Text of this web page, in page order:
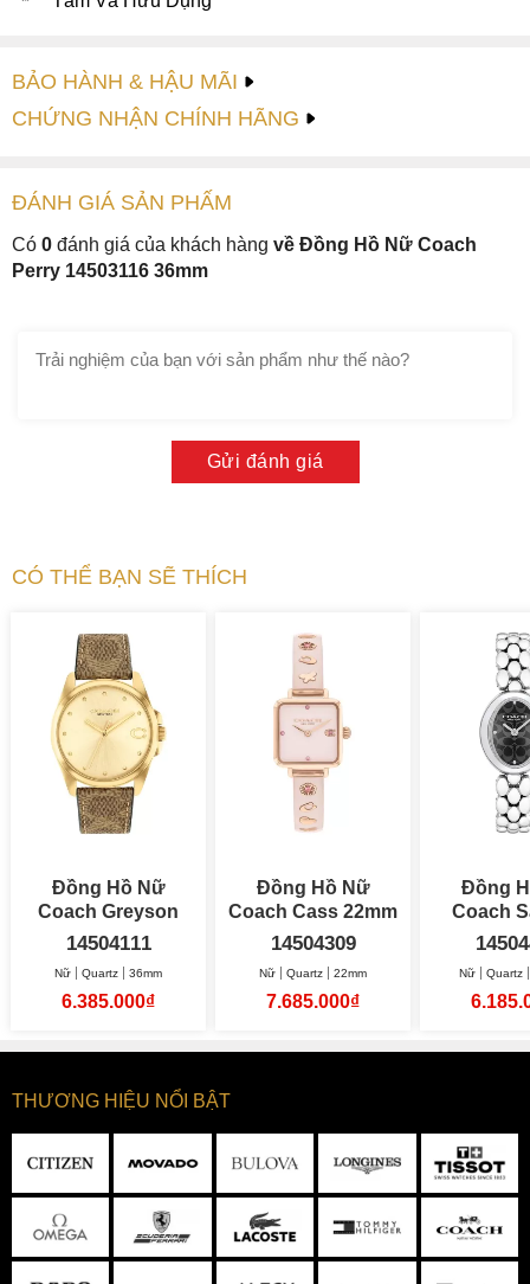
BẢO HÀNH & HẬU MÃI
CHỨNG NHẬN CHÍNH HÃNG
ĐÁNH GIÁ SẢN PHẤM
Có 0 đánh giá của khách hàng về Đồng Hồ Nữ Coach
Perry 14503116 36mm
Gửi đánh giá
CÓ THỂ BẠN SẼ THÍCH
Đồng Hồ Nữ
Coach Greyson
36mm
14504111
Nữ Quartz 36mm
6.385.000₫
Đồng Hồ Nữ
Coach Cass 22mm
14504309
Nữ Quartz 22mm
7.685.000₫
Đồng
Coach
Nữ Quartz
THƯƠNG HIỆU NỔI BẬT